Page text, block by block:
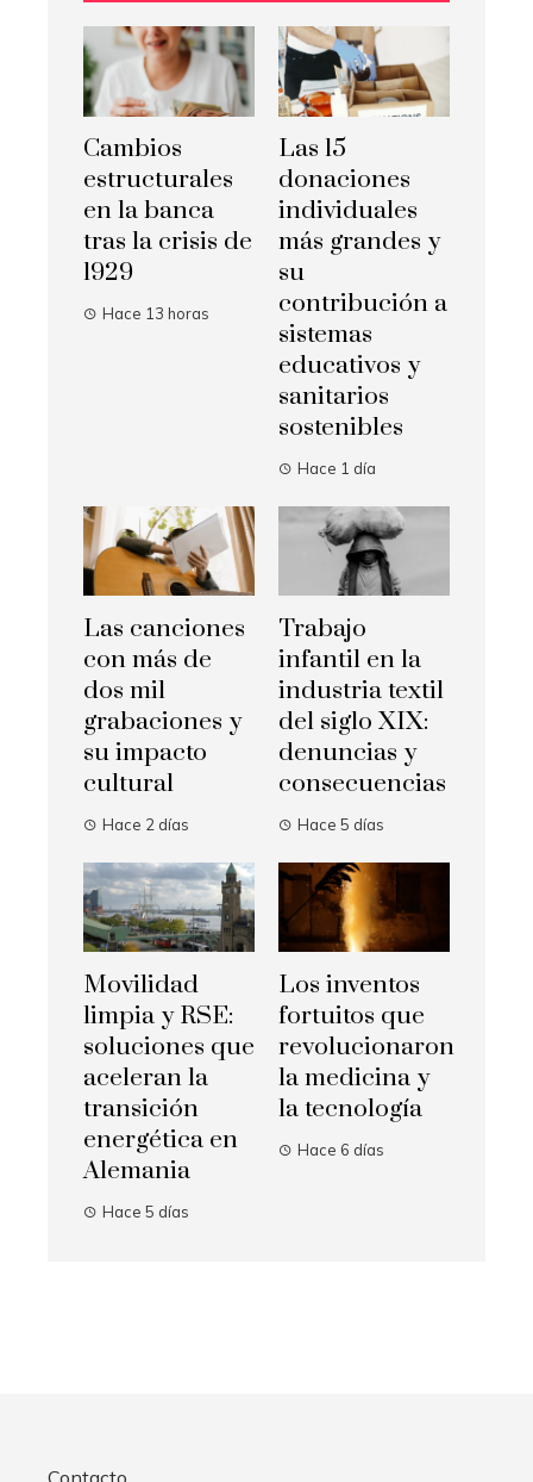
Cambios
estructurales
en la banca
tras la crisis de
1929
Hace 13 horas
Las 15
donaciones
individuales
más grandes y
su
contribución a
sistemas
educativos y
sanitarios
sostenibles
Hace 1 día
Las canciones
con más de
dos mil
grabaciones y
su impacto
cultural
Hace 2 días
Trabajo
infantil en la
industria textil
del siglo XIX:
denuncias y
consecuencias
Hace 5 días
Movilidad
limpia y RSE:
soluciones que
aceleran la
transición
energética en
Alemania
Hace 5 días
Los inventos
fortuitos que
revolucionaron
la medicina y
la tecnología
Hace 6 días